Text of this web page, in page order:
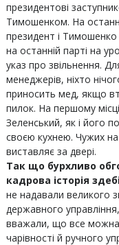
президентові
Тимошенком. На
президент і
на останній парті на
указ про звільнення.
менеджерів, ніхто
приносить мед, якщо
пилок. На першому
Зеленський, як і його
своєю кухнею. Чужих
виставляє за двері.
Так що бурхливо
кадрова історія
не надавали великого
державного
вважали, що все можна
чарівності й ручного